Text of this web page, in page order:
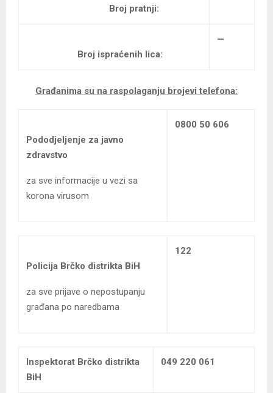
Broj pratnji:
Broj ispraćenih lica:
—
Građanima su na raspolaganju brojevi telefona:
Pododjeljenje za javno
zdravstvo
za sve informacije u vezi sa
korona virusom
0800 50 606
Policija Brčko distrikta BiH
za sve prijave o nepostupanju
građana po naredbama
122
Inspektorat Brčko distrikta
BiH
049 220 061